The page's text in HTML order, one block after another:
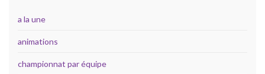
a la une
animations
championnat par équipe